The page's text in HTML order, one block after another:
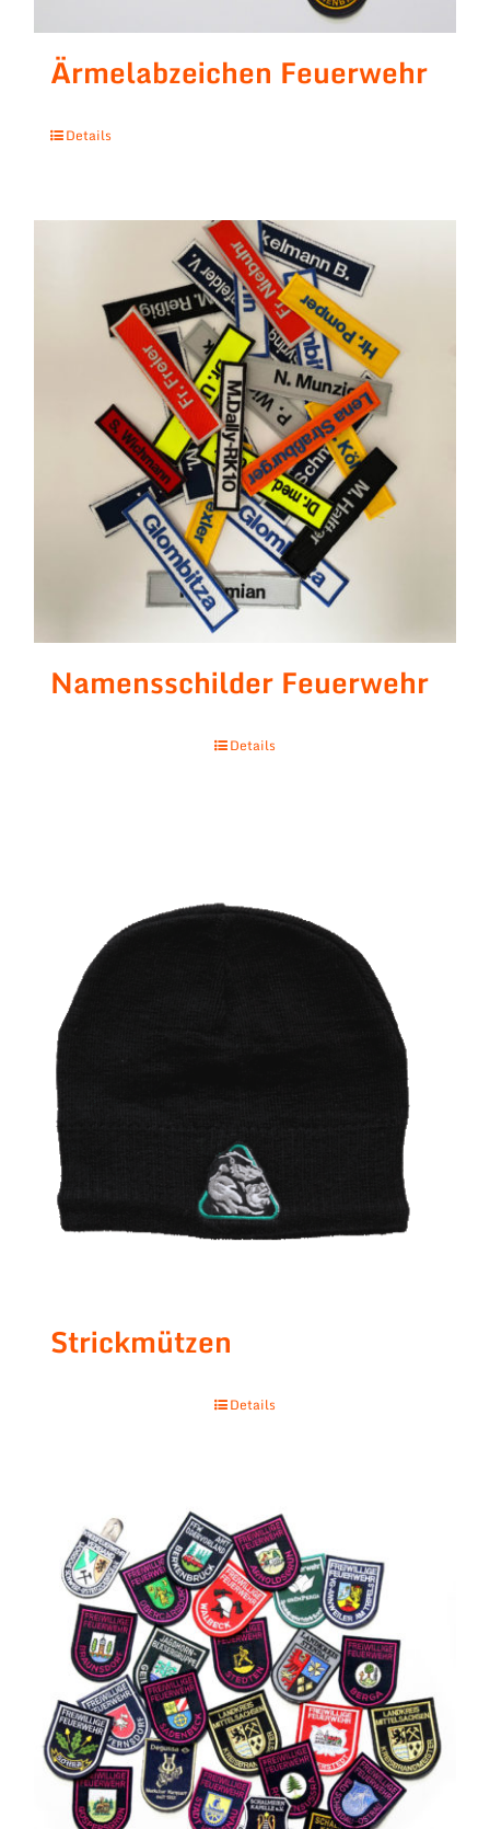
Ärmelabzeichen Feuerwehr
Details
Namensschilder Feuerwehr
Details
Strickmützen
Details